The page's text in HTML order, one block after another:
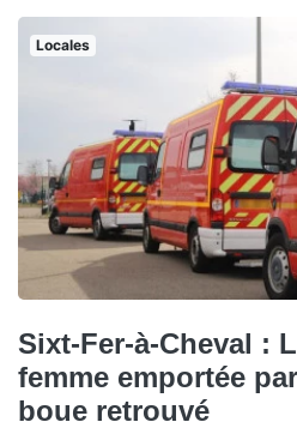
Locales
Sixt-Fer-à-Cheval :
femme emportée
boue retrouvé